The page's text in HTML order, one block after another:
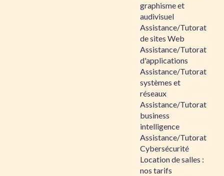
graphisme et
audivisuel
Assistance/Tutorat
de sites Web
Assistance/Tutorat
d'applications
Assistance/Tutorat
systèmes et
réseaux
Assistance/Tutorat
business
intelligence
Assistance/Tutorat
Cybersécurité
Location de salles :
nos tarifs